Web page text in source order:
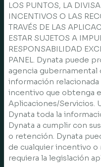
LOS PUNTOS, LA
INCENTIVOS O LAS
TRAVÉS DE LAS
ESTAR SUJETOS A
RESPONSABILIDAD
PANEL. Dynata puede
agencia gubernamental
información
incentivo que obtenga
Aplicaciones/Servicios.
Dynata toda la
Dynata a cumplir con
o retención. Dynata
de cualquier incentivo
requiera la legislación